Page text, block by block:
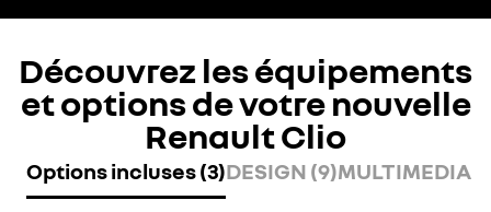
Découvrez les équipements
et options de votre nouvelle
Renault Clio
Options incluses (3)DESIGN (9)MULTIMEDIA